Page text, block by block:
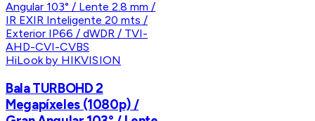
HiLook by HIKVISION
Bala TURBOHD 2
Megapíxeles (1080p) /